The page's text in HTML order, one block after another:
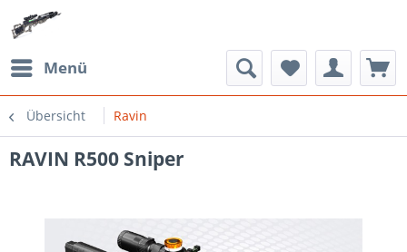
Menü
Übersicht Ravin
RAVIN R500 Sniper